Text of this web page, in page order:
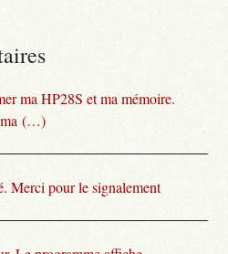
ma HP28S et ma mémoire.
ma (…)
Merci pour le signalement